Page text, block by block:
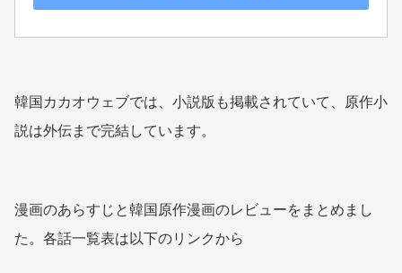
韓国カカオウェブでは、小説版も掲載されていて、原作小
説は外伝まで完結しています。
漫画のあらすじと韓国原作漫画のレビューをまとめまし
た。各話一覧表は以下のリンクから